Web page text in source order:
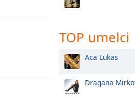
TOP umelci
Aca Lukas
Dragana